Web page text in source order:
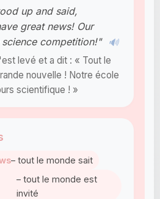
up and said,
great news! Our
competition!" 🔊
levé et a dit : « Tout le
nouvelle ! Notre école
scientifique ! »
– tout le monde sait
– tout le monde est
invité